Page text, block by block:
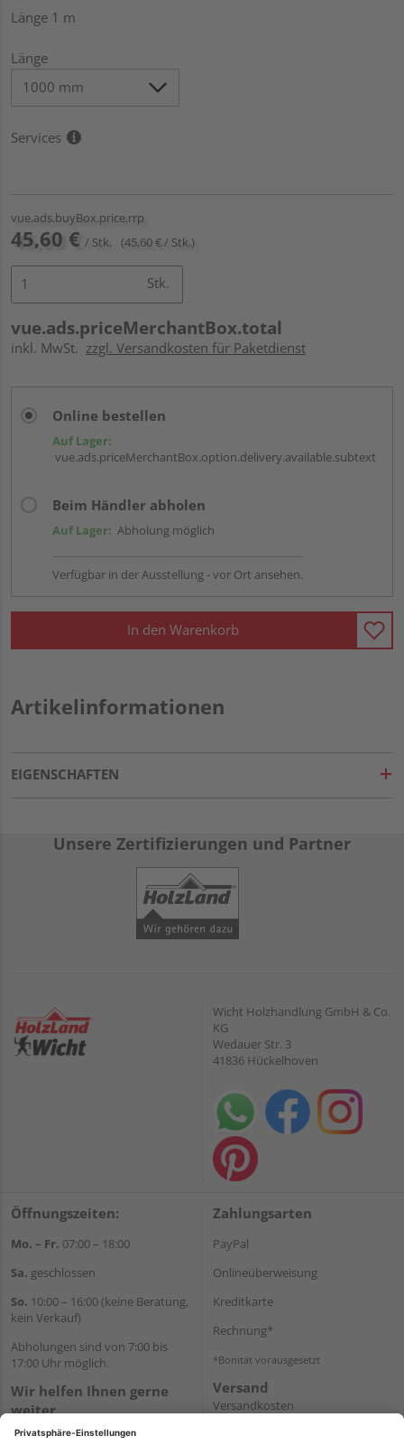
Länge 1 m
Länge
Services
vue.ads.buyBox.price.rrp
45,60 € / Stk. (45,60 € / Stk.)
Stk.
vue.ads.priceMerchantBox.total
inkl. MwSt. zzgl. Versandkosten für Paketdienst
Online bestellen
Auf Lager:
vue.ads.priceMerchantBox.option.delivery.available.subtext
Beim Händler abholen
Auf Lager: Abholung möglich
Verfügbar in der Ausstellung - vor Ort ansehen.
In den Warenkorb
Artikelinformationen
EIGENSCHAFTEN
Unsere Zertifizierungen und Partner
Wicht Holzhandlung GmbH & Co.
KG
Wedauer Str. 3
41836 Hückelhoven
Öffnungszeiten:
Mo. – Fr. 07:00 – 18:00
Sa. geschlossen
So. 10:00 – 16:00 (keine Beratung,
kein Verkauf)
Abholungen sind von 7:00 bis
17:00 Uhr möglich.
Wir helfen Ihnen gerne
weiter
Tel.:+49 2462 99099
Zahlungsarten
PayPal
Onlineüberweisung
Kreditkarte
Rechnung*
*Bonität vorausgesetzt
Versand
Versandkosten